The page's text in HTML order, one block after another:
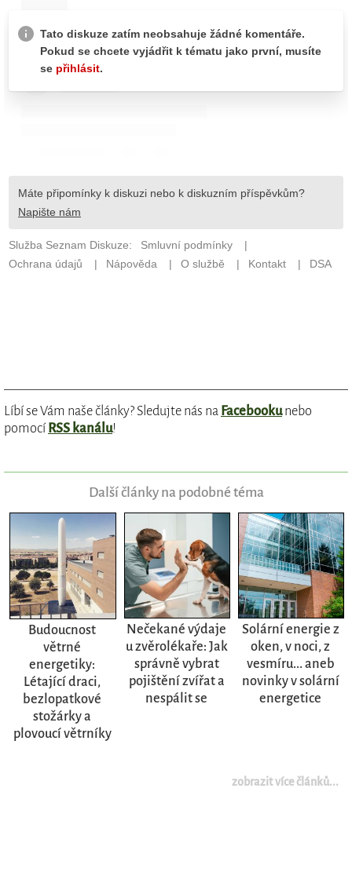
Líbí se Vám naše články? Sledujte nás na Facebookunebo
pomocí RSS kanálu!
Další články na podobné téma
Budoucnost
větrné
energetiky:
Létající draci,
bezlopatkové
stožárky a
plovoucí větrníky
Nečekané výdaje
u zvěrolékaře: Jak
správně vybrat
pojištění zvířat a
nespálit se
Solární energie z
oken, v noci, z
vesmíru... aneb
novinky v solární
energetice
zobrazit více článků...